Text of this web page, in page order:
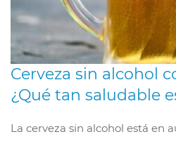
Cerveza sin alcohol
¿Qué tan saludable
La cerveza sin alcohol está en